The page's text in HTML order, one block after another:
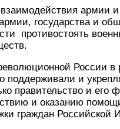
армии
государства и
противостоять
России в
поддерживали и
правительство и
и оказанию
граждан